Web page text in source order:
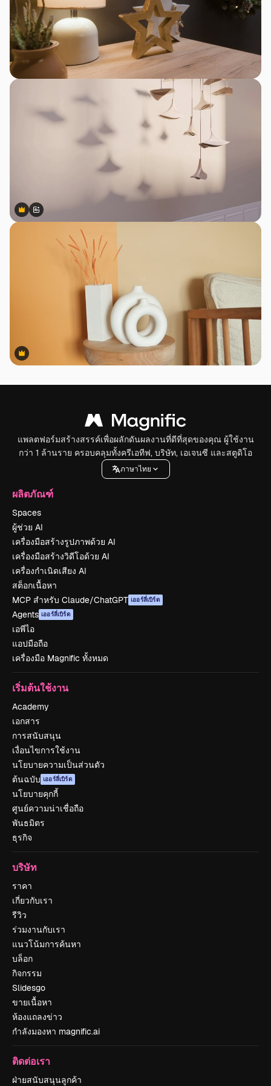
Premium
Premium
สร้างขึ้นโดย AI
Premium
Premium
แพลตฟอร์มสร้างสรรค์เพื่อผลักดันผลงานที่ดีที่สุดของคุณ ผู้ใช้งาน
กว่า 1 ล้านราย ครอบคลุมทั้งครีเอทีฟ, บริษัท, เอเจนซี และสตูดิโอ
ภาษาไทย
ผลิตภัณฑ์
Spaces
ผู้ช่วย AI
เครื่องมือสร้างรูปภาพด้วย AI
เครื่องมือสร้างวิดีโอด้วย AI
เครื่องกำเนิดเสียง AI
สต็อกเนื้อหา
MCP สำหรับ Claude/ChatGPT เออร์ลี่เบิร์ด
Agents เออร์ลี่เบิร์ด
เอพีไอ
แอปมือถือ
เครื่องมือ Magnific ทั้งหมด
เริ่มต้นใช้งาน
Academy
เอกสาร
การสนับสนุน
เงื่อนไขการใช้งาน
นโยบายความเป็นส่วนตัว
ต้นฉบับ เออร์ลี่เบิร์ด
นโยบายคุกกี้
ศูนย์ความน่าเชื่อถือ
พันธมิตร
ธุรกิจ
บริษัท
ราคา
เกี่ยวกับเรา
รีวิว
ร่วมงานกับเรา
แนวโน้มการค้นหา
บล็อก
กิจกรรม
Slidesgo
ขายเนื้อหา
ห้องแถลงข่าว
กำลังมองหา magnific.ai
ติดต่อเรา
ฝ่ายสนับสนุนลูกค้า